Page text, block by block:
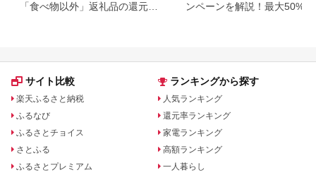
「食べ物以外」返礼品の還元率
ンペーンを解説！最大50%還
サイト比較
楽天ふるさと納税
ふるなび
ふるさとチョイス
さとふる
ふるさとプレミアム
ランキングから探す
人気ランキング
還元率ランキング
家電ランキング
高額ランキング
一人暮らし